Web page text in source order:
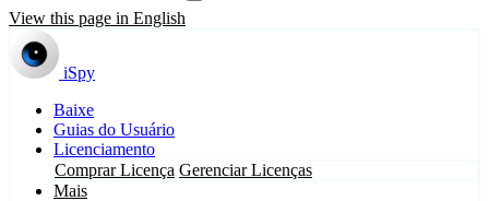
View this page in English
iSpy
Baixe
Guias do Usuário
Licenciamento
Comprar Licença Gerenciar Licenças
Mais